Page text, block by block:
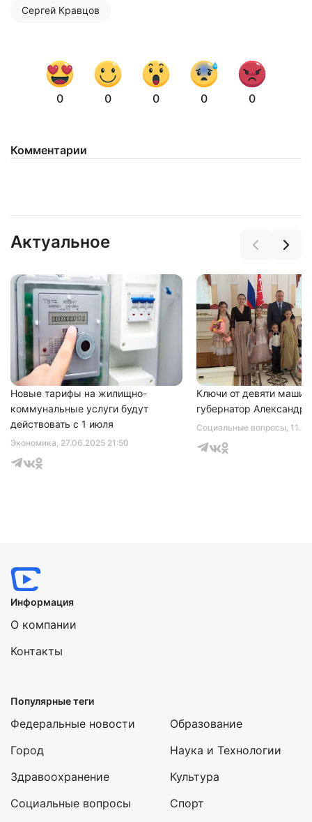
Сергей Кравцов
0 0 0 0 0
Комментарии
Актуальное
Экономика, 27.06.2025 21:50
Новые тарифы на жилищно-
коммунальные услуги будут
действовать с 1 июля
Социальные вопросы,
Ключи от девяти машин
губернатор Александр
Нажимая на кнопку "Отправить" вы
Информация
О компании
Контакты
Популярные теги
Федеральные новости
Город
Здравоохранение
Социальные вопросы
Образование
Наука и Технологии
Культура
Спорт